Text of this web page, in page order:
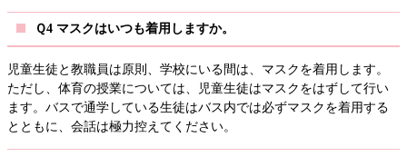
Ｑ4 マスクはいつも着用しますか。
児童生徒と教職員は原則、学校にいる間は、マスクを着用します。
ただし、体育の授業については、児童生徒はマスクをはずして行い
ます。バスで通学している生徒はバス内では必ずマスクを着用する
とともに、会話は極力控えてください。